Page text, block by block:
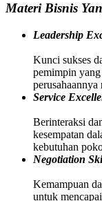
Materi Bisnis
Leadership
Kunci sukses
pemimpin
Service
Berinteraksi
kesempatan
kebutuhan
Negotiation
Kemampuan
untuk